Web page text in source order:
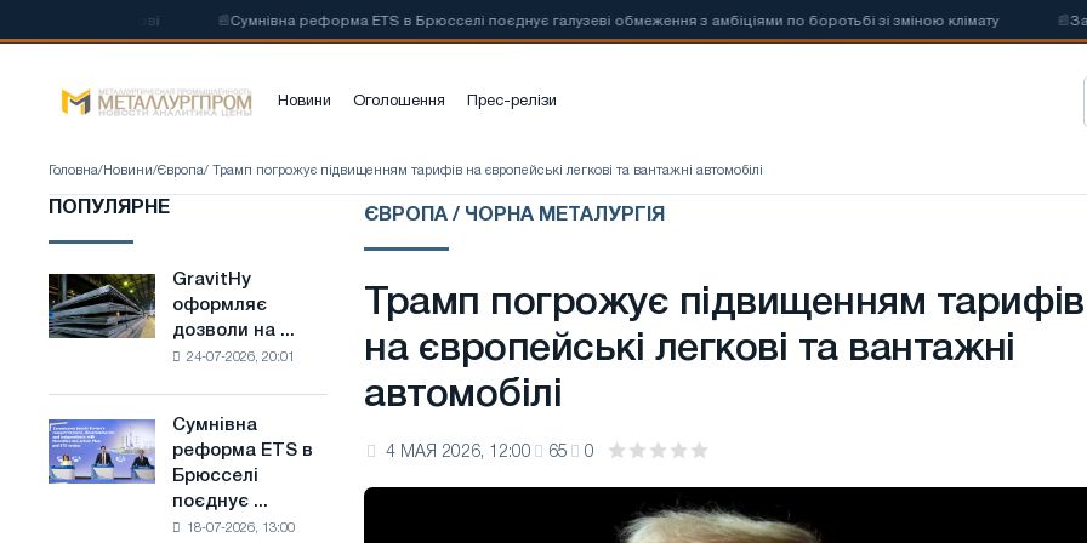
Сумнівна реформа ETS в Брюсселі поєднує галузеві обмеження з амбіціями по боротьбі зі зміною клімату
Новини Оголошення Прес-релізи
Головна/ Новини/Європа/ Трамп погрожує підвищенням тарифів на європейські легкові та вантажні автомобілі
ПОПУЛЯРНЕ
GravitHy
оформляє
дозволи
з
виробництва
низьковуглецевої
GravitHy
оформляє
дозволи на ...
24-07-2026, 20:01
Сумнівна
реформа
ETS
Сумнівна
реформа ETS в
Брюсселі
поєднує ...
18-07-2026, 13:00
ЄВРОПА / ЧОРНА МЕТАЛУРГІЯ
Трамп погрожує підвищенням тарифів
на європейські легкові та вантажні
автомобілі
4 МАЯ 2026, 12:00 65 0